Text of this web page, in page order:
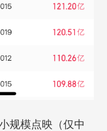
规模点映（仅中